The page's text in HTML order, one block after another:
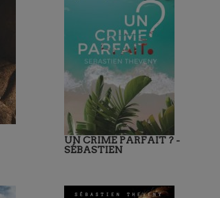
UN CRIME PARFAIT ? -
SÉBASTIEN